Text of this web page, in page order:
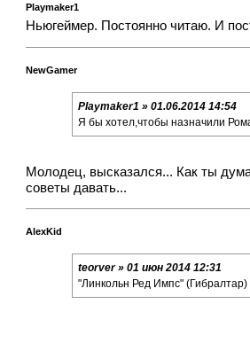
Playmaker1
Ньюгеймер. Постоянно читаю. И
NewGamer
Playmaker1 » 01.06.2014 14:54
Я бы хотел,чтобы назначили
Молодец, высказался... Как ты
советы давать...
AlexKid
teorver » 01 июн 2014 12:31
"Линкольн Ред Импс" (Гибралтар)